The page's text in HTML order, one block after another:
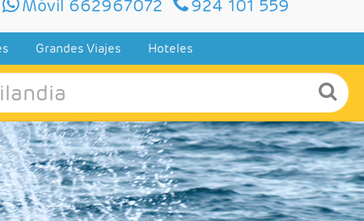
Móvil 662967072 924 101 559
Grandes Viajes Hoteles